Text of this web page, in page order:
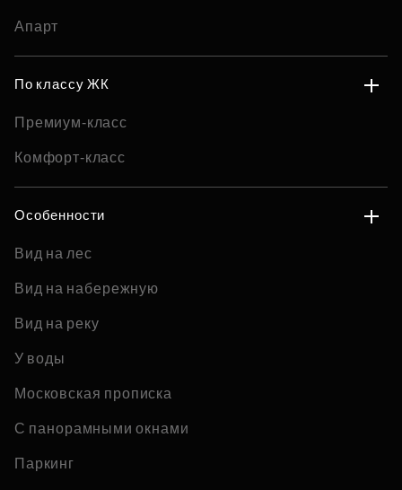
Апарт
По классу ЖК
Премиум-класс
Комфорт-класс
Особенности
Вид на лес
Вид на набережную
Вид на реку
У воды
Московская прописка
С панорамными окнами
Паркинг